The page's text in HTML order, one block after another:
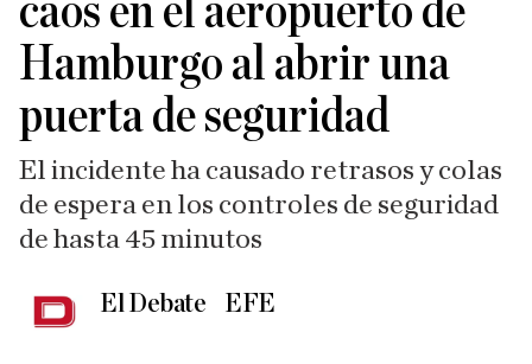
caos en el aeropuerto de
Hamburgo al abrir una
puerta de seguridad
El incidente ha causado retrasos y colas
de espera en los controles de seguridad
de hasta 45 minutos
El Debate EFE